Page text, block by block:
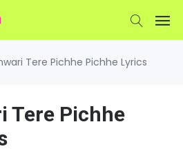
Tere Pichhe Pichhe Lyrics
Tere Pichhe